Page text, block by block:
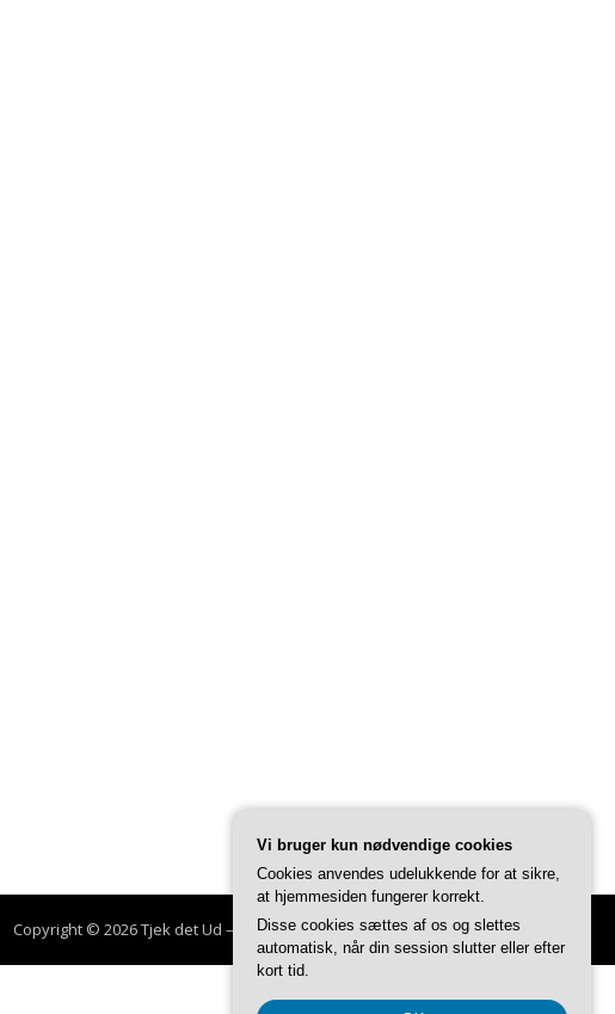
Copyright © 2026 Tjek det Ud – Glob tema afFameThemes
Vi bruger kun nødvendige cookies
Cookies anvendes udelukkende for at sikre,
at hjemmesiden fungerer korrekt.
Disse cookies sættes af os og slettes
automatisk, når din session slutter eller efter
kort tid.